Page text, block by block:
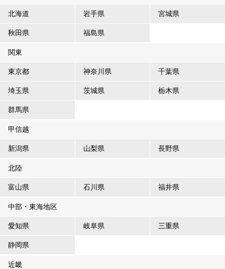
北海道 岩手県 宮城県
秋田県 福島県
関東
東京都 神奈川県 千葉県
埼玉県 茨城県 栃木県
群馬県
甲信越
新潟県 山梨県 長野県
北陸
富山県 石川県 福井県
中部・東海地区
愛知県 岐阜県 三重県
静岡県
近畿